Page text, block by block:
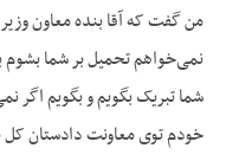
من گفت که آقا بنده معاون
نمی‌خواهم تحمیل بر شما بشوم
شما تبریک بگویم و بگویم اگر
خودم توی معاونت دادستان کل